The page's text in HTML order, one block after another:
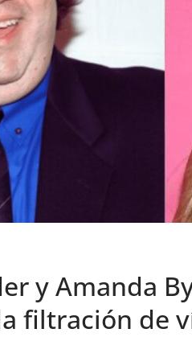
y Amanda
filtración de